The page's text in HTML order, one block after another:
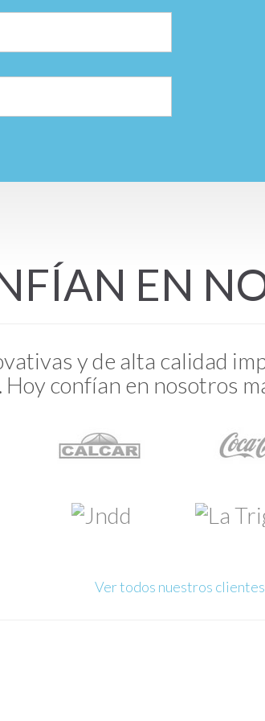
EN
y de alta calidad
confían en nosotros
Ver todos nuestros clientes